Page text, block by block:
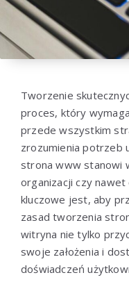
Tworzenie
proces, który
przede wszystkim
zrozumienia potrzeb
strona www stanowi
organizacji czy
kluczowe jest, aby
zasad tworzenia
witryna nie tylko
swoje założenia i
doświadczeń